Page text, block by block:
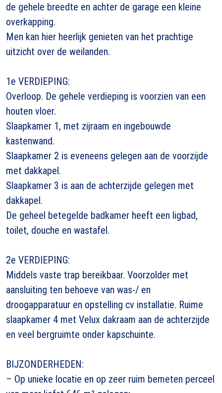
de gehele breedte en achter de garage een kleine
overkapping.
Men kan hier heerlijk genieten van het prachtige
uitzicht over de weilanden.
1e VERDIEPING:
Overloop. De gehele verdieping is voorzien van een
houten vloer.
Slaapkamer 1, met zijraam en ingebouwde
kastenwand.
Slaapkamer 2 is eveneens gelegen aan de voorzijde
met dakkapel.
Slaapkamer 3 is aan de achterzijde gelegen met
dakkapel.
De geheel betegelde badkamer heeft een ligbad,
toilet, douche en wastafel.
2e VERDIEPING:
Middels vaste trap bereikbaar. Voorzolder met
aansluiting ten behoeve van was-/ en
droogapparatuur en opstelling cv installatie. Ruime
slaapkamer 4 met Velux dakraam aan de achterzijde
en veel bergruimte onder kapschuinte.
BIJZONDERHEDEN:
– Op unieke locatie en op zeer ruim bemeten perceel